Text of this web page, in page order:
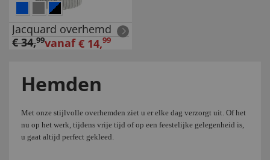
Jacquard overhemd
€34,99vanaf € 14,99
Hemden
Met onze stijlvolle overhemden ziet u er elke dag verzorgt uit. Of het
nu op het werk, tijdens vrije tijd of op een feestelijke gelegenheid is,
u gaat altijd perfect gekleed.